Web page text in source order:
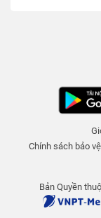
Chính sách bảo
Bản Quyền